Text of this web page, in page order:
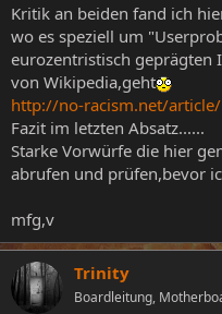
Kritik an beiden fand ich
wo es speziell um
eurozentristisch geprägten
von Wikipedia,geht
http://no-racism.net/
Fazit im letzten Absatz......
Starke Vorwürfe die hier
abrufen und prüfen,bevor
mfg,v
Trinity
Boardleitung,